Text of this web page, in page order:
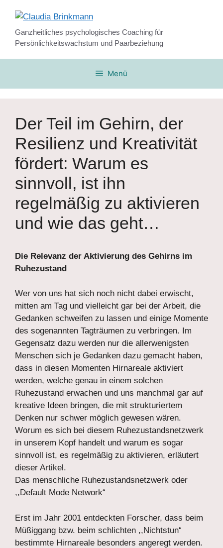
Inhalt
springenGanzheitliches psychologisches Coaching für
Persönlichkeitswachstum und Paarbeziehung
Menü
Der Teil im Gehirn, der
Resilienz und Kreativität
fördert: Warum es
sinnvoll, ist ihn
regelmäßig zu aktivieren
und wie das geht…
Die Relevanz der Aktivierung des Gehirns im
Ruhezustand
Wer von uns hat sich noch nicht dabei erwischt,
mitten am Tag und vielleicht gar bei der Arbeit, die
Gedanken schweifen zu lassen und einige Momente
des sogenannten Tagträumen zu verbringen. Im
Gegensatz dazu werden nur die allerwenigsten
Menschen sich je Gedanken dazu gemacht haben,
dass in diesen Momenten Hirnareale aktiviert
werden, welche genau in einem solchen
Ruhezustand erwachen und uns manchmal gar auf
kreative Ideen bringen, die mit strukturiertem
Denken nur schwer möglich gewesen wären.
Worum es sich bei diesem Ruhezustandsnetzwerk
in unserem Kopf handelt und warum es sogar
sinnvoll ist, es regelmäßig zu aktivieren, erläutert
dieser Artikel.
Das menschliche Ruhezustandsnetzwerk oder
,,Default Mode Network“
Erst im Jahr 2001 entdeckten Forscher, dass beim
Müßiggang bzw. beim schlichten ,,Nichtstun“
bestimmte Hirnareale besonders angeregt werden.